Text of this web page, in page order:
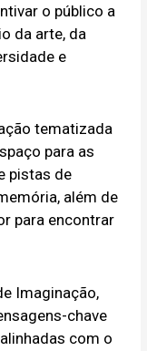
o público a
da arte, da
e
tematizada
para as
pistas de
além de
para encontrar
Imaginação,
chave
com o